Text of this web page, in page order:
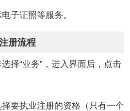
子证照等服务。
册流程
择“业务”，进入界面后，点击
要执业注册的资格（只有一个